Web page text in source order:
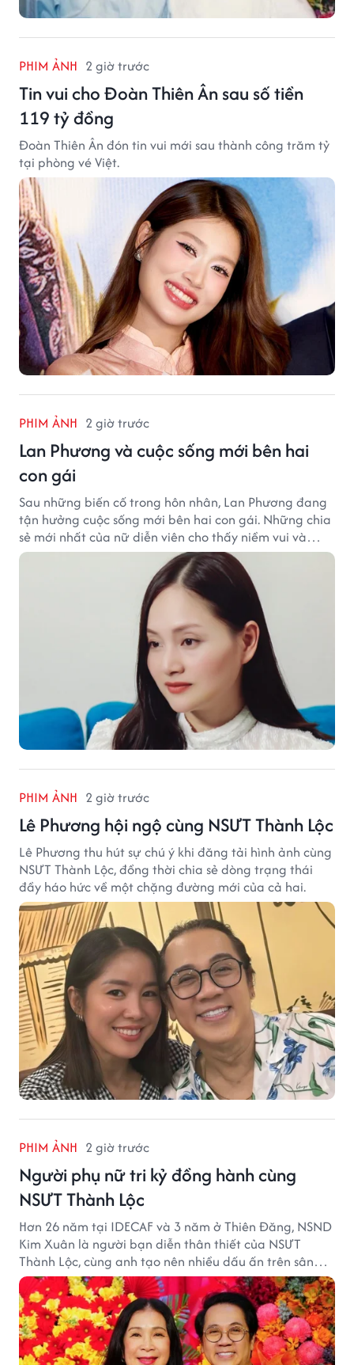
PHIM ẢNH 2 giờ trước
Tin vui cho Đoàn Thiên Ân sau số tiền
119 tỷ đồng
Đoàn Thiên Ân đón tin vui mới sau thành công trăm tỷ
tại phòng vé Việt.
PHIM ẢNH 2 giờ trước
Lan Phương và cuộc sống mới bên hai
con gái
Sau những biến cố trong hôn nhân, Lan Phương đang
tận hưởng cuộc sống mới bên hai con gái. Những chia
sẻ mới nhất của nữ diễn viên cho thấy niềm vui và
hạnh phúc hiện tại đến từ những điều bình dị mỗi
PHIM ẢNH 2 giờ trước
Lê Phương hội ngộ cùng NSƯT Thành Lộc
Lê Phương thu hút sự chú ý khi đăng tải hình ảnh cùng
NSƯT Thành Lộc, đồng thời chia sẻ dòng trạng thái
đầy háo hức về một chặng đường mới của cả hai.
PHIM ẢNH 2 giờ trước
Người phụ nữ tri kỷ đồng hành cùng
NSƯT Thành Lộc
Hơn 26 năm tại IDECAF và 3 năm ở Thiên Đăng, NSND
Kim Xuân là người bạn diễn thân thiết của NSƯT
Thành Lộc, cùng anh tạo nên nhiều dấu ấn trên sân
khấu.